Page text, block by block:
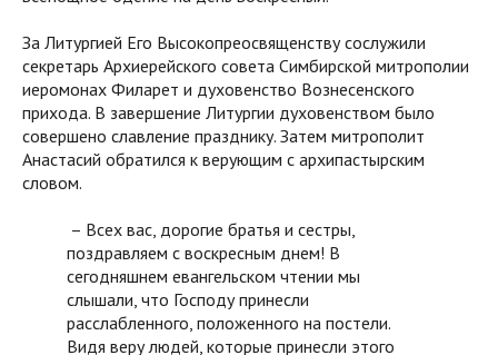
За Литургией Его Высокопреосвященству сослужили
секретарь Архиерейского совета Симбирской митрополии
иеромонах Филарет и духовенство Вознесенского
прихода. В завершение Литургии духовенством было
совершено славление празднику. Затем митрополит
Анастасий обратился к верующим с архипастырским
словом.
– Всех вас, дорогие братья и сестры,
поздравляем с воскресным днем! В
сегодняшнем евангельском чтении мы
слышали, что Господу принесли
расслабленного, положенного на постели.
Видя веру людей, которые принесли этого